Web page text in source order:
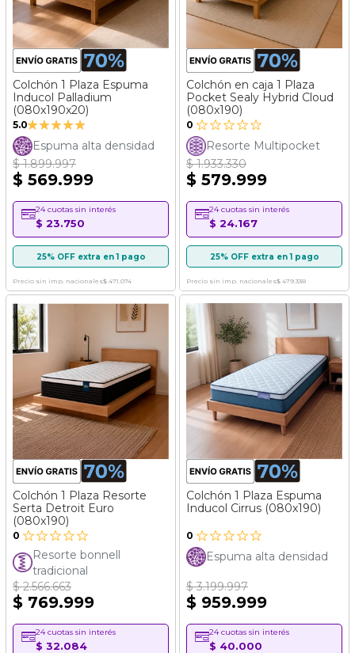
Colchón 1 Plaza Espuma
Inducol Palladium
(080x190x20)
5.0Valoración:
100%
Espuma alta densidad
$ 1.899.997
$ 569.999
24 cuotas sin interés
$ 23.750
25% OFF extra en 1 pago
Precio sin imp. nacionales$ 471.074
Colchón en caja 1 Plaza
Pocket Sealy Hybrid Cloud
(080x190)
0
Resorte Multipocket
$ 1.933.330
$ 579.999
24 cuotas sin interés
$ 24.167
25% OFF extra en 1 pago
Precio sin imp. nacionales$ 479.338
Colchón 1 Plaza Resorte
Serta Detroit Euro
(080x190)
0
Resorte bonnell
tradicional
$ 2.566.663
$ 769.999
24 cuotas sin interés
$ 32.084
Colchón 1 Plaza Espuma
Inducol Cirrus (080x190)
0
Espuma alta densidad
$ 3.199.997
$ 959.999
24 cuotas sin interés
$ 40.000